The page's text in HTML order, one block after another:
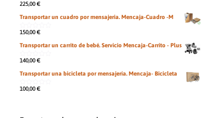
0
5
225,00 €
Transportar un cuadro por mensajeria. Mencaja-Cuadro -M
0
5
150,00 €
Transportar un carrito de bebé. Servicio Mencaja-Carrito - Plus
0
5
140,00 €
Transportar una bicicleta por mensajería. Mencaja- Bicicleta
0
100,00 €